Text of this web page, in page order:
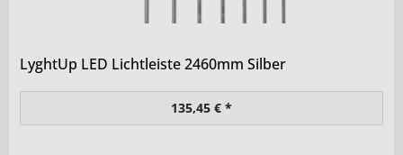
LyghtUp LED Lichtleiste 2460mm Silber
135,45 € *